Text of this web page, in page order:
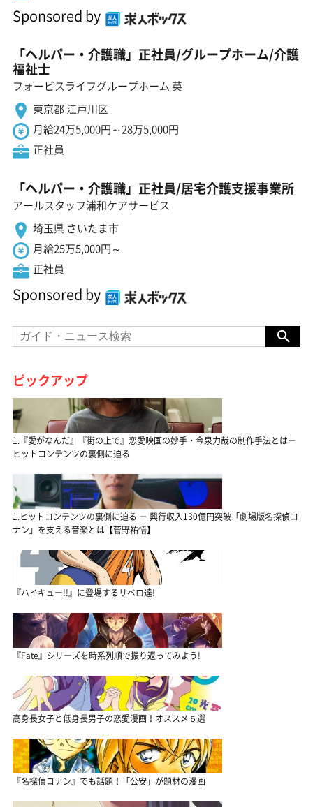
Sponsored by
「ヘルパー・介護職」正社員/グループホーム/介護
福祉士
フォービスライフグループホーム 英
東京都 江戸川区
月給24万5,000円～28万5,000円
正社員
「ヘルパー・介護職」正社員/居宅介護支援事業所
アールスタッフ浦和ケアサービス
埼玉県 さいたま市
月給25万5,000円～
正社員
Sponsored by
ピックアップ
1.『愛がなんだ』『街の上で』恋愛映画の妙手・今泉力哉の制作手法とは－
ヒットコンテンツの裏側に迫る
1.ヒットコンテンツの裏側に迫る － 興行収入130億円突破「劇場版名探偵コ
ナン」を支える音楽とは【菅野祐悟】
『ハイキュー!!』に登場するリベロ達!
『Fate』シリーズを時系列順で振り返ってみよう!
高身長女子と低身長男子の恋愛漫画！オススメ５選
『名探偵コナン』でも話題！「公安」が題材の漫画